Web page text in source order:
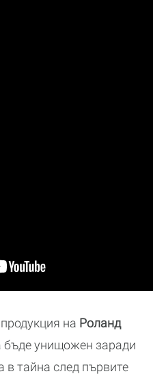
на Роланд
бъде унищожен заради
в тайна след първите